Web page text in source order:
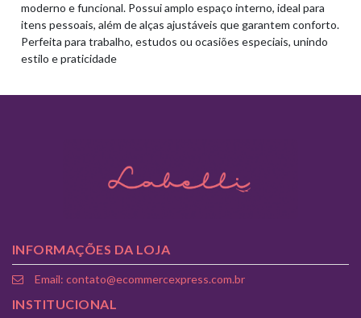
moderno e funcional. Possui amplo espaço interno, ideal para
itens pessoais, além de alças ajustáveis que garantem conforto.
Perfeita para trabalho, estudos ou ocasiões especiais, unindo
estilo e praticidade
INFORMAÇÕES DA LOJA
Email: contato@ecommercexpress.com.br
INSTITUCIONAL